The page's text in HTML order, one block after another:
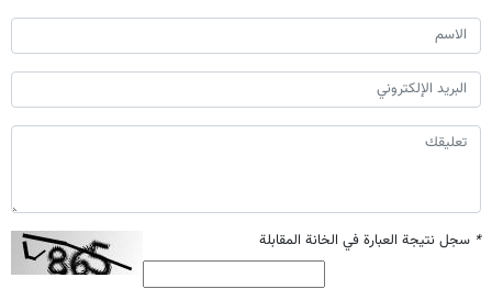
* سجل نتيجة العبارة في الخانة المقابلة